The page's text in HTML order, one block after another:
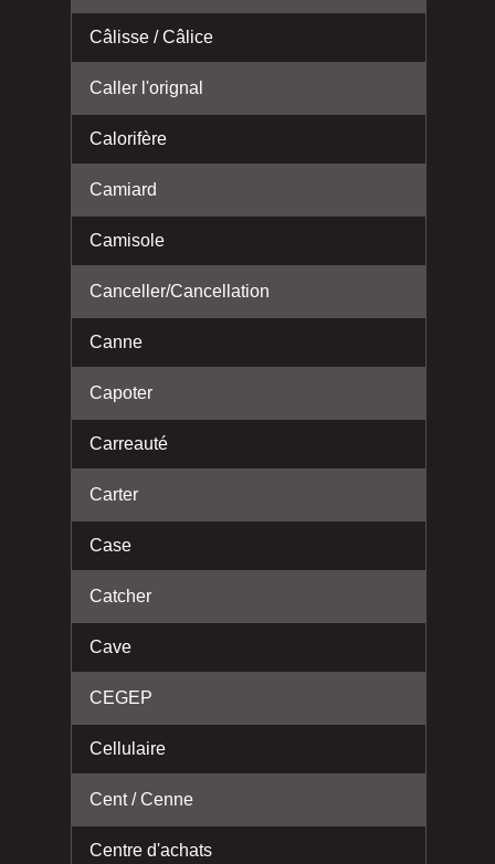
Câlisse / Câlice
Caller l'orignal
Calorifère
Camiard
Camisole
Canceller/Cancellation
Canne
Capoter
Carreauté
Carter
Case
Catcher
Cave
CEGEP
Cellulaire
Cent / Cenne
Centre d'achats